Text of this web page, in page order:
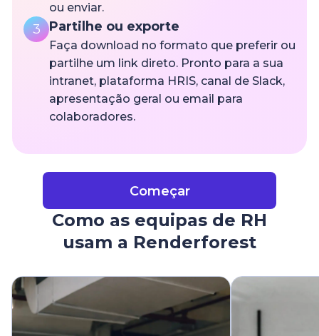
ou enviar.
3 Partilhe ou exporte
Faça download no formato que preferir ou
partilhe um link direto. Pronto para a sua
intranet, plataforma HRIS, canal de Slack,
apresentação geral ou email para
colaboradores.
Começar
Como as equipas de RH
usam a Renderforest